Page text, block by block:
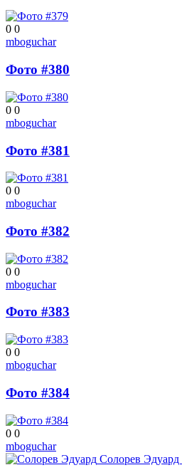
0 0
mboguchar
Фото #380
0 0
mboguchar
Фото #381
0 0
mboguchar
Фото #382
0 0
mboguchar
Фото #383
0 0
mboguchar
Фото #384
0 0
mboguchar
Солорев Эдуард